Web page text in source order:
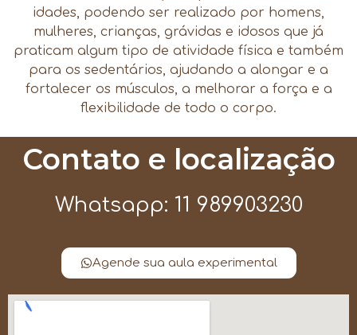
idades, podendo ser realizado por homens,
mulheres, crianças, grávidas e idosos que já
praticam algum tipo de atividade física e também
para os sedentários, ajudando a alongar e a
fortalecer os músculos, a melhorar a força e a
flexibilidade de todo o corpo.
Contato e localização
Whatsapp: 11 989903230
Agende sua aula experimental